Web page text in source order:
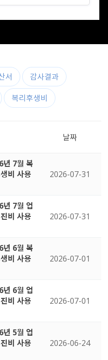
서
감사결과
복리후생비
날짜
년 7월 복
비 사용
2026-07-31
년 7월 업
비 사용
2026-07-31
년 6월 복
비 사용
2026-07-01
년 6월 업
비 사용
2026-07-01
년 5월 업
비 사용
2026-06-24